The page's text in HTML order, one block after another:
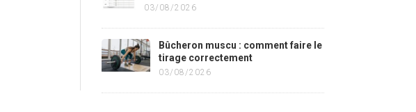
03/08/2026
Bûcheron muscu : comment faire le
tirage correctement
03/08/2026